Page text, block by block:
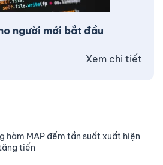
người mới bắt đầu
Xem chi tiết
hàm MAP đếm tần suất xuất hiện
tiến